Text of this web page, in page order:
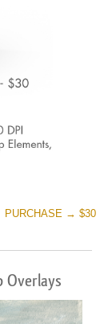
PURCHASE → $30
Overlays